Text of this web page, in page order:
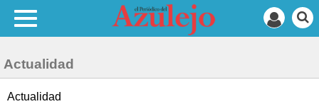
Actualidad
Actualidad